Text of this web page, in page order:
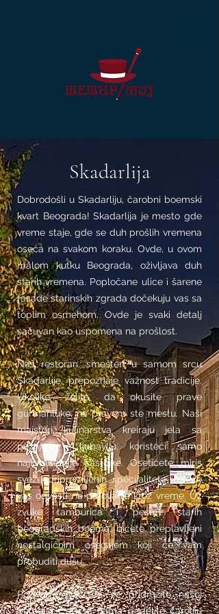
Skadarlija
Dobrodošli u Skadarliju, čarobni boemski
kvart Beograda! Skadarlija je mesto gde
vreme staje, gde se duh prošlih vremena
oseća na svakom koraku. Ovde, u ovom
malom kutku Beograda, oživljava duh
starih vremena. Popločane ulice i šarene
fasade starinskih zgrada dočekuju vas sa
toplim osmehom. Ovde je svaki detalj
sačuvan kao uspomena na prošlost.
Naš restoran, smešten u samom srcu
Skadarlije, prepoznaje važnost tradicije.
Ukoliko želite da okusite prave
gurmanluke, na pravom ste mestu. Naši
majstori kulinarstva kreiraju jela sa
pažnjom i ljubavlju, koristeći samo
najkvalitetnije sastojke. Osetićete miris
sveže pripremljenih specijaliteta koji će
vas odvesti na putovanje kroz vreme. Uz
zvuke tamburica i pesme starih
beogradskih boema, bićete preplavljeni
nostalgičnim osećajem koji će vam
probuditi dušu.
Pozivamo vas da se pridružite našoj
porodici i da sa nama podelite čaroliju